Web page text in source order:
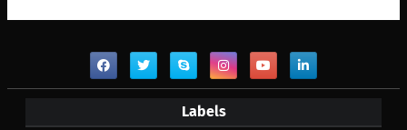
Labels